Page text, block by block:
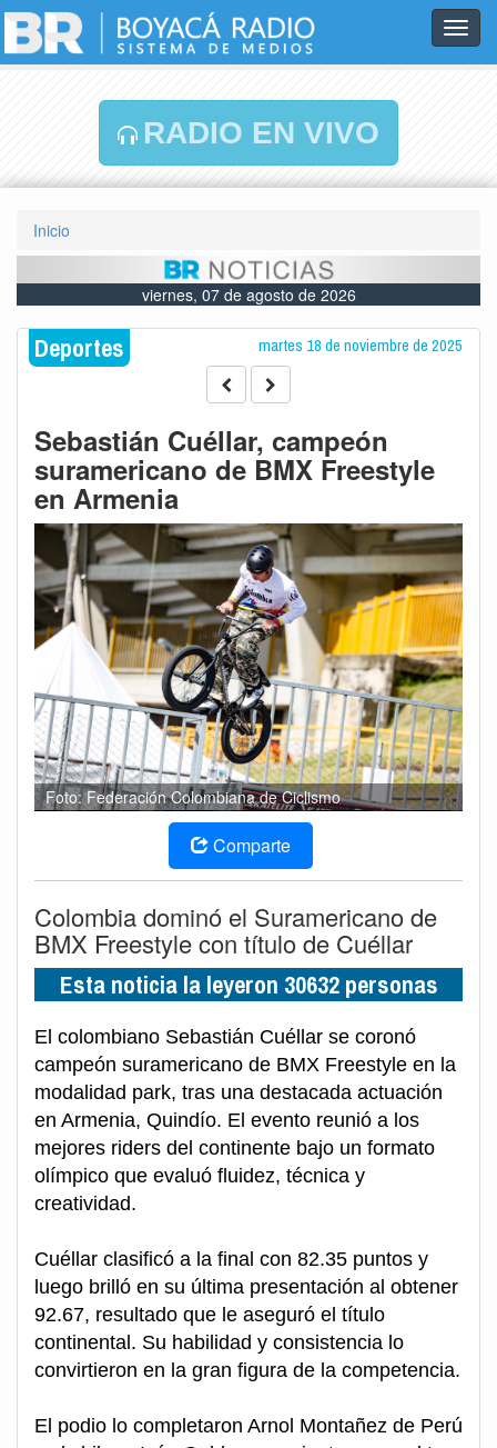
RADIO EN VIVO
Inicio
viernes, 07 de agosto de 2026
Deportes martes 18 de noviembre de 2025
Sebastián Cuéllar, campeón
suramericano de BMX Freestyle
en Armenia
Foto: Federación Colombiana de Ciclismo
Comparte
Colombia dominó el Suramericano de
BMX Freestyle con título de Cuéllar
Esta noticia la leyeron 30632 personas
El colombiano Sebastián Cuéllar se coronó
campeón suramericano de BMX Freestyle en la
modalidad park, tras una destacada actuación
en Armenia, Quindío. El evento reunió a los
mejores riders del continente bajo un formato
olímpico que evaluó fluidez, técnica y
creatividad.
Cuéllar clasificó a la final con 82.35 puntos y
luego brilló en su última presentación al obtener
92.67, resultado que le aseguró el título
continental. Su habilidad y consistencia lo
convirtieron en la gran figura de la competencia.
El podio lo completaron Arnol Montañez de Perú